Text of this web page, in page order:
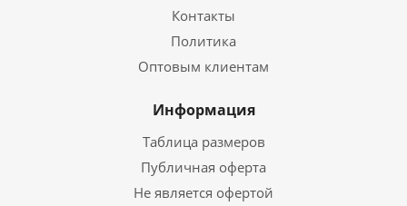
Контакты
Политика
Оптовым клиентам
Информация
Таблица размеров
Публичная оферта
Не является офертой